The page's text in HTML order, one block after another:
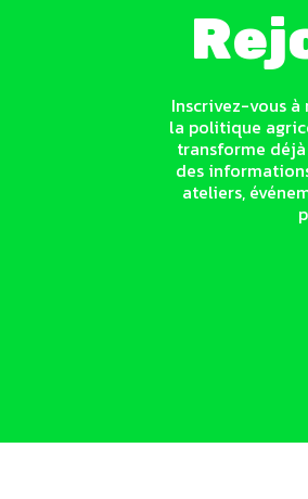
Inscrivez-vous
la politique
transforme
des
ateliers,